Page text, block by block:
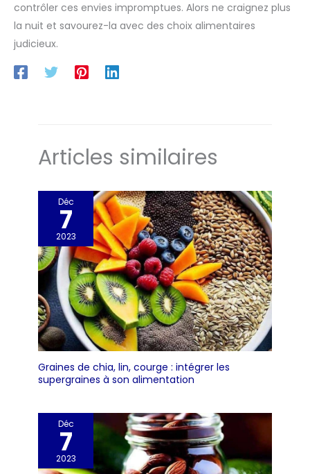
contrôler ces envies impromptues. Alors ne craignez plus
la nuit et savourez-la avec des choix alimentaires
judicieux.
Articles similaires
Déc
7
2023
Graines de chia, lin, courge : intégrer les
supergraines à son alimentation
Déc
7
2023